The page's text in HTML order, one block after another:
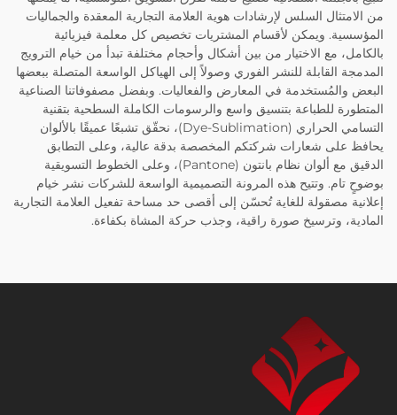
من الامتثال السلس لإرشادات هوية العلامة التجارية المعقدة والجماليات
المؤسسية. ويمكن لأقسام المشتريات تخصيص كل معلمة فيزيائية
بالكامل، مع الاختيار من بين أشكال وأحجام مختلفة تبدأ من خيام الترويج
المدمجة القابلة للنشر الفوري وصولاً إلى الهياكل الواسعة المتصلة ببعضها
البعض والمُستخدمة في المعارض والفعاليات. وبفضل مصفوفاتنا الصناعية
المتطورة للطباعة بتنسيق واسع والرسومات الكاملة السطحية بتقنية
التسامي الحراري (Dye-Sublimation)، نحقّق تشبعًا عميقًا بالألوان
يحافظ على شعارات شركتكم المخصصة بدقة عالية، وعلى التطابق
الدقيق مع ألوان نظام بانتون (Pantone)، وعلى الخطوط التسويقية
بوضوحٍ تام. وتتيح هذه المرونة التصميمية الواسعة للشركات نشر خيام
إعلانية مصقولة للغاية تُحسّن إلى أقصى حد مساحة تفعيل العلامة التجارية
المادية، وترسيخ صورة راقية، وجذب حركة المشاة بكفاءة.